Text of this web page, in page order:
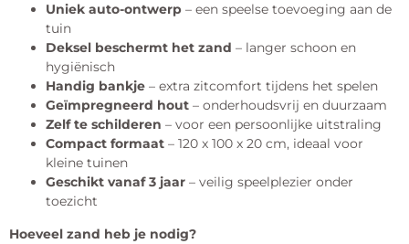
Uniek auto-ontwerp – een speelse toevoeging aan de
tuin
Deksel beschermt het zand – langer schoon en
hygiënisch
Handig bankje – extra zitcomfort tijdens het spelen
Geïmpregneerd hout – onderhoudsvrij en duurzaam
Zelf te schilderen – voor een persoonlijke uitstraling
Compact formaat – 120 x 100 x 20 cm, ideaal voor
kleine tuinen
Geschikt vanaf 3 jaar – veilig speelplezier onder
toezicht
Hoeveel zand heb je nodig?